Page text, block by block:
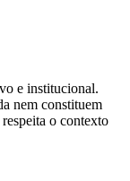
e institucional.
nem constituem
o contexto